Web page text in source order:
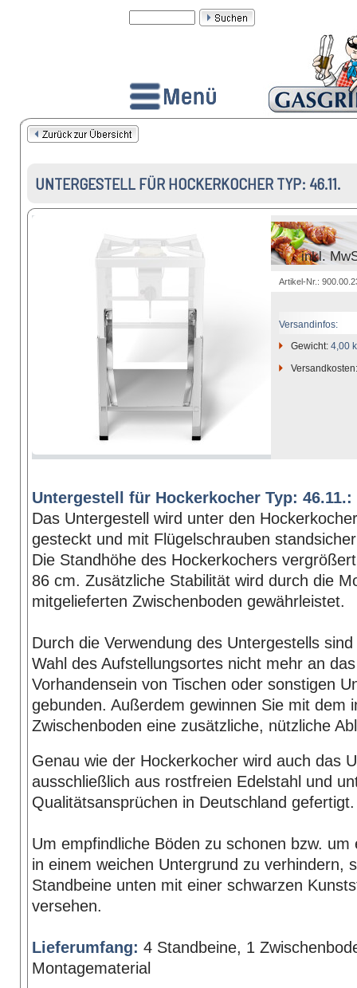
UNTERGESTELL FÜR HOCKERKOCHER TYP: 46.11.
inkl.
Artikel-Nr.:
Versandinfos:
Gewicht: 4,00
Untergestell für Hockerkocher Typ: 46.11.:
Das Untergestell wird unter den
gesteckt und mit Flügelschrauben
Die Standhöhe des Hockerkochers
86 cm. Zusätzliche Stabilität wird durch die
mitgelieferten Zwischenboden gewährleistet.
Durch die Verwendung des Untergestells
Wahl des Aufstellungsortes nicht mehr an das
Vorhandensein von Tischen oder sonstigen
gebunden. Außerdem gewinnen Sie mit dem
Zwischenboden eine zusätzliche, nützliche
Genau wie der Hockerkocher wird auch das
ausschließlich aus rostfreien Edelstahl und
Qualitätsansprüchen in Deutschland gefertigt.
Um empfindliche Böden zu schonen bzw. um
in einem weichen Untergrund zu verhindern,
Standbeine unten mit einer schwarzen
versehen.
Lieferumfang: 4 Standbeine, 1
Montagematerial